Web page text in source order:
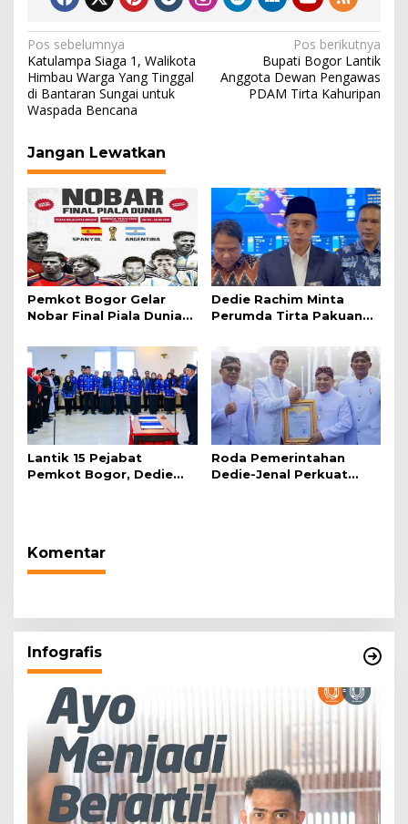
Navigasi
pos
Pos sebelumnya
Katulampa Siaga 1, Walikota
Himbau Warga Yang Tinggal
di Bantaran Sungai untuk
Waspada Bencana
Pos berikutnya
Bupati Bogor Lantik
Anggota Dewan Pengawas
PDAM Tirta Kahuripan
Jangan Lewatkan
Pemkot Bogor Gelar
Nobar Final Piala Dunia
Dedie Rachim Minta
Perumda Tirta Pakuan
Warga Terdampak
Kekeringan
Lantik 15 Pejabat
Pemkot Bogor, Dedie
Roda Pemerintahan
Dedie-Jenal Perkuat
Komentar
Infografis